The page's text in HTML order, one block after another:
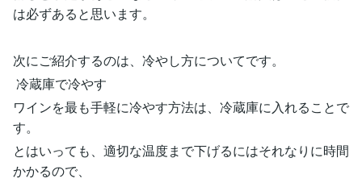
は必ずあると思います。
次にご紹介するのは、冷やし方についてです。
冷蔵庫で冷やす
ワインを最も手軽に冷やす方法は、冷蔵庫に入れることで
す。
とはいっても、適切な温度まで下げるにはそれなりに時間
かかるので、